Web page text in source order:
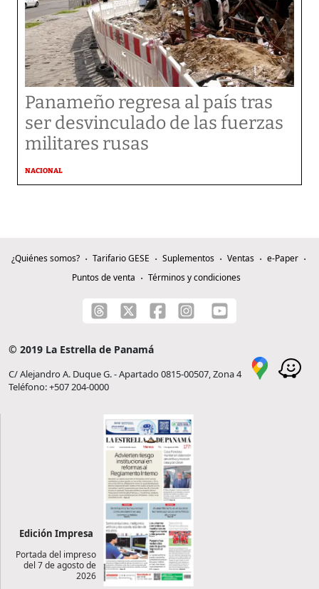
Panameño regresa al país tras
ser desvinculado de las fuerzas
militares rusas
NACIONAL
¿Quiénes somos? Tarifario GESE Suplementos Ventas
e-Paper
Puntos de venta
Términos y condiciones
© 2019 La Estrella de Panamá
C/ Alejandro A. Duque G. - Apartado 0815-00507, Zona 4
Teléfono: +507 204-0000
Edición Impresa
Portada del impreso
del 7 de agosto de
2026